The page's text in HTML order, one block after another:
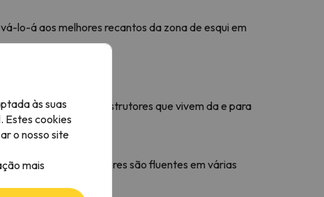
lo-á aos melhores recantos da zona de esqui em
a experiência de instrutores que vivem da e para
Muntanya).
ão. Aqui, os professores são fluentes em várias
às suas
Estes cookies
o nosso site
mais